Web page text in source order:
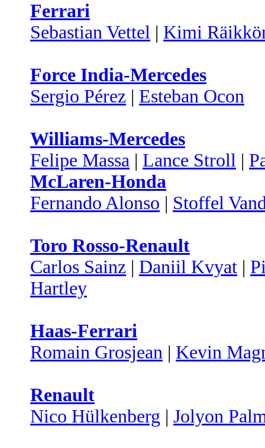
Ferrari
Sebastian Vettel | Kimi
Force India-Mercedes
Sergio Pérez | Esteban Ocon
Williams-Mercedes
Felipe Massa | Lance Stroll |
McLaren-Honda
Fernando Alonso | Stoffel
Toro Rosso-Renault
Carlos Sainz | Daniil Kvyat |
Hartley
Haas-Ferrari
Romain Grosjean | Kevin
Renault
Nico Hülkenberg | Jolyon